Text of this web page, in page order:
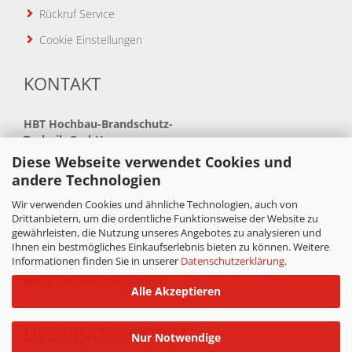
Diese Webseite verwendet Cookies und
andere Technologien
Wir verwenden Cookies und ähnliche Technologien, auch von
Drittanbietern, um die ordentliche Funktionsweise der Website zu
gewährleisten, die Nutzung unseres Angebotes zu analysieren und
Ihnen ein bestmögliches Einkaufserlebnis bieten zu können. Weitere
Informationen finden Sie in unserer Datenschutzerklärung.
Alle Akzeptieren
Nur Notwendige
Rückruf Service
Cookie Einstellungen
KONTAKT
HBT Hochbau-Brandschutz-
Technik GmbH
Neue Bahnhofstraße 41
34621 Frielendorf
Telefon: +49(0)5684 99880
Telefax: +49(0)5684 998888
info@hbt-brandschutz.de
LIVE-CHAT-SUPPORT